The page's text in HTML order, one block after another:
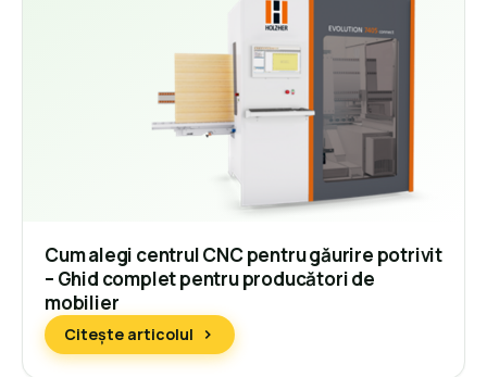
Cum alegi centrul CNC pentru găurire potrivit
– Ghid complet pentru producători de
mobilier
Citește articolul